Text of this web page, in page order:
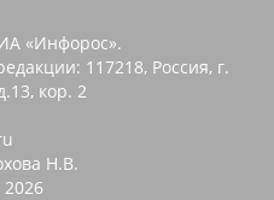
«Инфорос».
117218, Россия, г.
кор. 2
Н.В.
2026